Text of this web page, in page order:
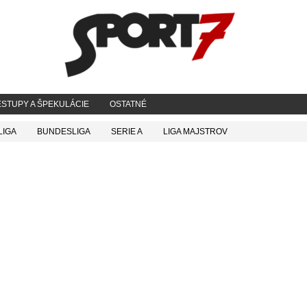
A ŠPEKULÁCIE OSTATNÉ
BUNDESLIGA SERIE A LIGA MAJSTROV